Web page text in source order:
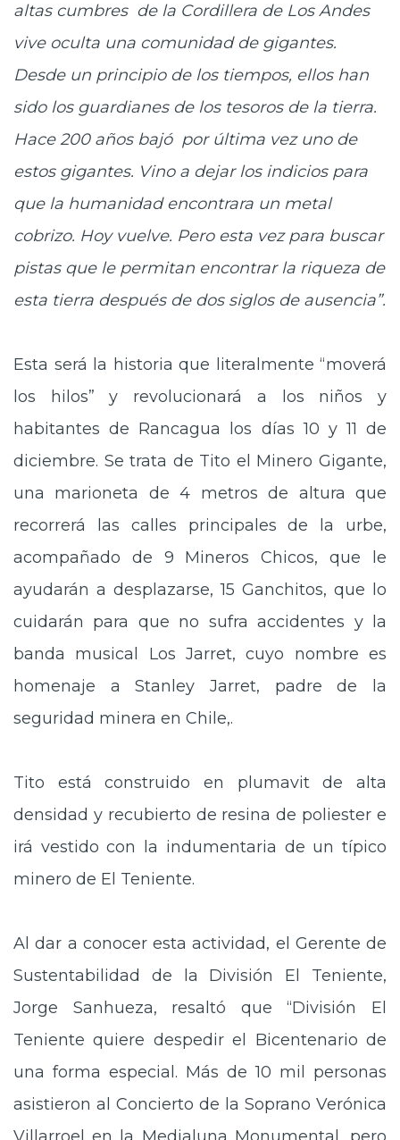
altas cumbres de la Cordillera de Los Andes
vive oculta una comunidad de gigantes.
Desde un principio de los tiempos, ellos han
sido los guardianes de los tesoros de la tierra.
Hace 200 años bajó por última vez uno de
estos gigantes. Vino a dejar los indicios para
que la humanidad encontrara un metal
cobrizo. Hoy vuelve. Pero esta vez para buscar
pistas que le permitan encontrar la riqueza de
esta tierra después de dos siglos de ausencia”.
Esta será la historia que literalmente “moverá
los hilos” y revolucionará a los niños y
habitantes de Rancagua los días 10 y 11 de
diciembre. Se trata de Tito el Minero Gigante,
una marioneta de 4 metros de altura que
recorrerá las calles principales de la urbe,
acompañado de 9 Mineros Chicos, que le
ayudarán a desplazarse, 15 Ganchitos, que lo
cuidarán para que no sufra accidentes y la
banda musical Los Jarret, cuyo nombre es
homenaje a Stanley Jarret, padre de la
seguridad minera en Chile,.
Tito está construido en plumavit de alta
densidad y recubierto de resina de poliester e
irá vestido con la indumentaria de un típico
minero de El Teniente.
Al dar a conocer esta actividad, el Gerente de
Sustentabilidad de la División El Teniente,
Jorge Sanhueza, resaltó que “División El
Teniente quiere despedir el Bicentenario de
una forma especial. Más de 10 mil personas
asistieron al Concierto de la Soprano Verónica